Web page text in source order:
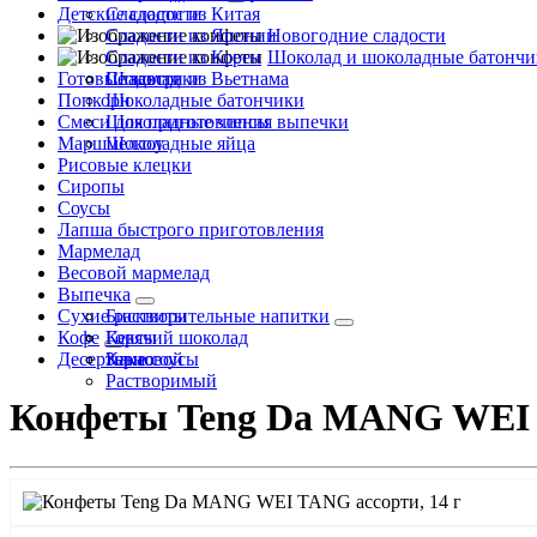
Сладости из Китая
Сладости из Японии
Сладости из Кореи
Сладости из Вьетнама
Детские сладости
Новогодние сладости
Шоколад и шоколадные
Шоколад
Шоколадные батончики
Шоколадные чипсы
Шоколадные яйца
Готовые завтраки
Попкорн
Смеси для приготовления выпечки
Маршмеллоу
Рисовые клецки
Сиропы
Соусы
Лапша быстрого приготовления
Мармелад
Весовой мармелад
Выпечка
Бисквиты
Кексы
Сухие растворительные напитки
Горячий шоколад
Какао
Кофе
Зерновой
Растворимый
Десертные соусы
Конфеты Teng Da MANG WEI